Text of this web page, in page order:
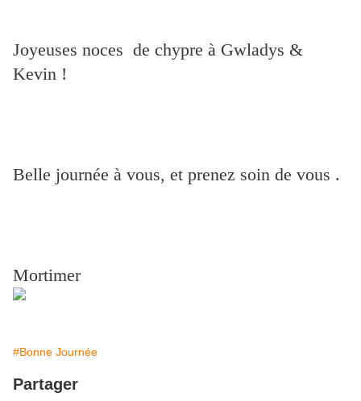
Joyeuses noces de chypre à Gwladys &
Kevin !
Belle journée à vous, et prenez soin de vous .
Mortimer
#Bonne Journée
Partager